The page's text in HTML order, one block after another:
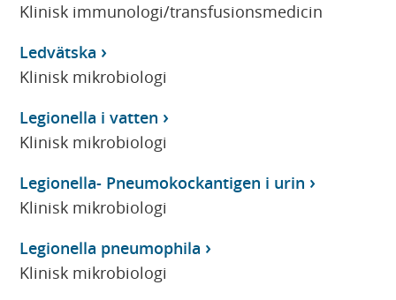
Klinisk immunologi/transfusionsmedicin
Ledvätska
Klinisk mikrobiologi
Legionella i vatten
Klinisk mikrobiologi
Legionella- Pneumokockantigen i urin
Klinisk mikrobiologi
Legionella pneumophila
Klinisk mikrobiologi